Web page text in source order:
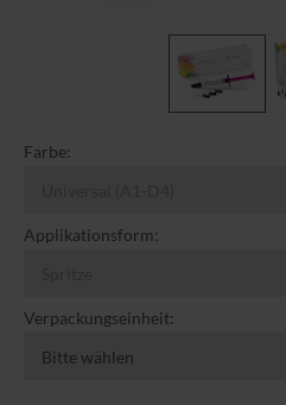
Farbe:
Applikationsform:
Verpackungseinheit:
Bitte wählen